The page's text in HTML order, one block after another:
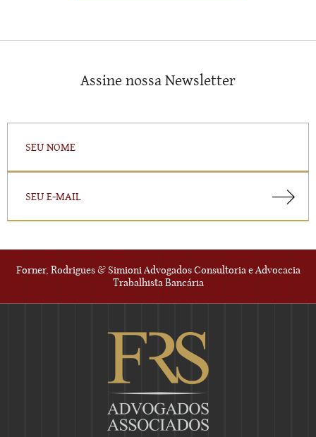
Assine nossa Newsletter
Forner, Rodrigues & Simioni Advogados Consultoria e Advocacia
Trabalhista Bancária